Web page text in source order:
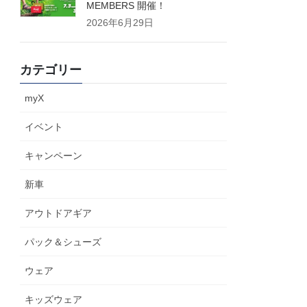
MEMBERS 開催！
2026年6月29日
カテゴリー
myX
イベント
キャンペーン
新車
アウトドアギア
パック＆シューズ
ウェア
キッズウェア